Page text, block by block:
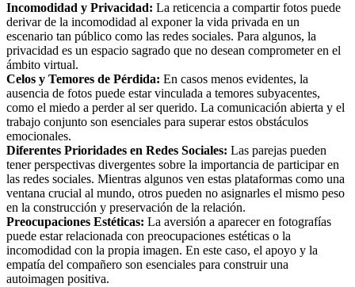
Incomodidad y Privacidad: La reticencia a compartir fotos puede
derivar de la incomodidad al exponer la vida privada en un
escenario tan público como las redes sociales. Para algunos, la
privacidad es un espacio sagrado que no desean comprometer en el
ámbito virtual.
Celos y Temores de Pérdida: En casos menos evidentes, la
ausencia de fotos puede estar vinculada a temores subyacentes,
como el miedo a perder al ser querido. La comunicación abierta y el
trabajo conjunto son esenciales para superar estos obstáculos
emocionales.
Diferentes Prioridades en Redes Sociales: Las parejas pueden
tener perspectivas divergentes sobre la importancia de participar en
las redes sociales. Mientras algunos ven estas plataformas como una
ventana crucial al mundo, otros pueden no asignarles el mismo peso
en la construcción y preservación de la relación.
Preocupaciones Estéticas: La aversión a aparecer en fotografías
puede estar relacionada con preocupaciones estéticas o la
incomodidad con la propia imagen. En este caso, el apoyo y la
empatía del compañero son esenciales para construir una
autoimagen positiva.